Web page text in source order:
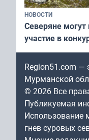
НОВОСТИ
Северяне могут
участие в
северной
по Печенгскому
Region51.com —
Мурманской
© 2026 Все
Публикуемая
Использование
гнев суровых